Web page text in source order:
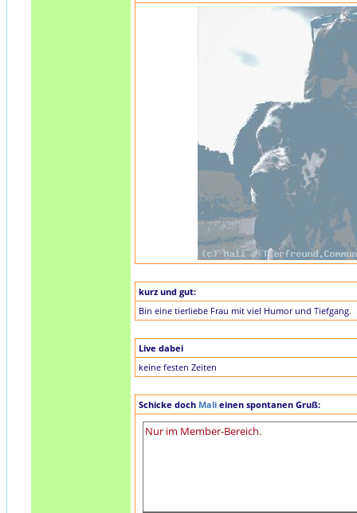
kurz und gut:
Bin eine tierliebe Frau mit viel Humor und Tiefgang.
Live dabei
keine festen Zeiten
Schicke doch Mali einen spontanen Gruß: